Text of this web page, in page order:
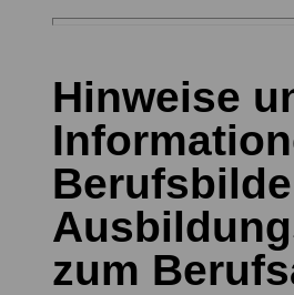
Hinweise
zum